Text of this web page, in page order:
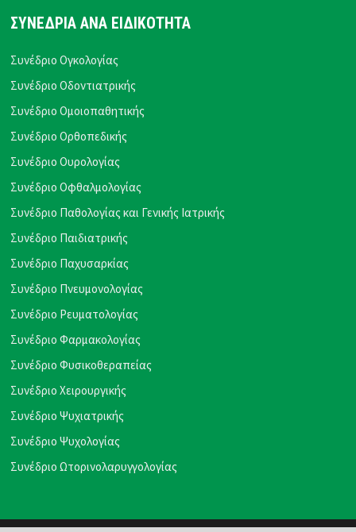
ΣΥΝΕΔΡΙΑ ΑΝΑ ΕΙΔΙΚΟΤΗΤΑ
Συνέδριο Ογκολογίας
Συνέδριο Οδοντιατρικής
Συνέδριο Ομοιοπαθητικής
Συνέδριο Ορθοπεδικής
Συνέδριο Ουρολογίας
Συνέδριο Οφθαλμολογίας
Συνέδριο Παθολογίας και Γενικής Ιατρικής
Συνέδριο Παιδιατρικής
Συνέδριο Παχυσαρκίας
Συνέδριο Πνευμονολογίας
Συνέδριο Ρευματολογίας
Συνέδριο Φαρμακολογίας
Συνέδριο Φυσικοθεραπείας
Συνέδριο Χειρουργικής
Συνέδριο Ψυχιατρικής
Συνέδριο Ψυχολογίας
Συνέδριο Ωτορινολαρυγγολογίας